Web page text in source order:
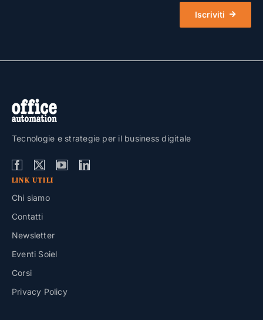
Iscriviti
Tecnologie e strategie per il business digitale
LINK UTILI
Chi siamo
Contatti
Newsletter
Eventi Soiel
Corsi
Privacy Policy